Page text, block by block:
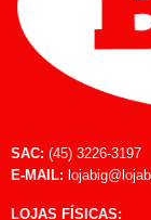
SAC: (45) 3226-3197
E-MAIL:
LOJAS FÍSICAS: